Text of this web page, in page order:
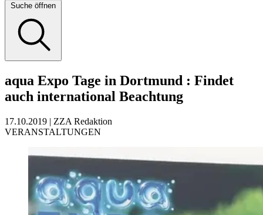
Suche öffnen
aqua Expo Tage in Dortmund : Findet
auch international Beachtung
17.10.2019 | ZZA Redaktion
VERANSTALTUNGEN